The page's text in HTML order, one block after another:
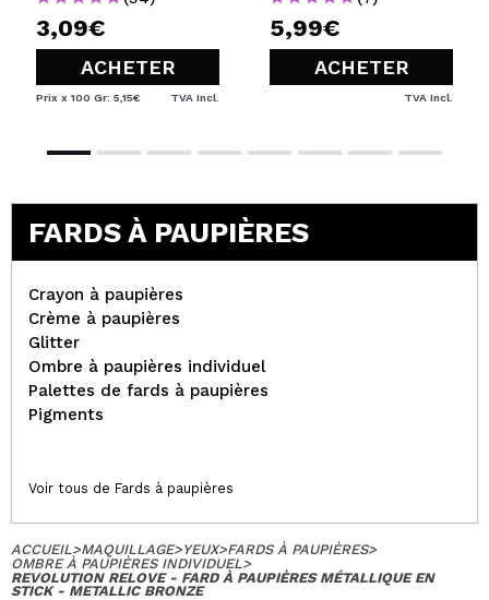
3,09€
ACHETER
Prix x 100 Gr: 5,15€ TVA Incl.
5,99€
ACHETER
TVA Incl.
FARDS À PAUPIÈRES
Crayon à paupières
Crème à paupières
Glitter
Ombre à paupières individuel
Palettes de fards à paupières
Pigments
Voir tous de Fards à paupières
ACCUEIL>MAQUILLAGE>YEUX>FARDS À PAUPIÈRES>
OMBRE À PAUPIÈRES INDIVIDUEL>
REVOLUTION RELOVE - FARD À PAUPIÈRES MÉTALLIQUE EN
STICK - METALLIC BRONZE